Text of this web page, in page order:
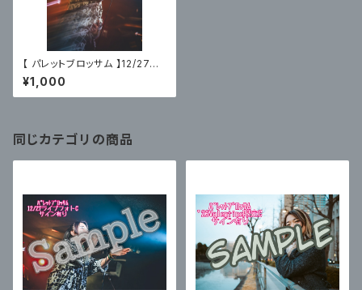
【 パレットブロッサム 】12/27主
催ライブフォトB〈サイン無〉
¥1,000
同じカテゴリの商品